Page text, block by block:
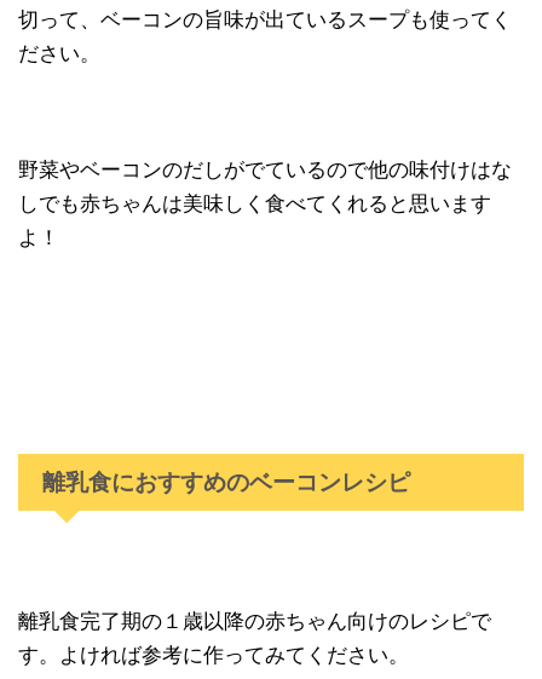
切って、ベーコンの旨味が出ているスープも使ってく
ださい。
野菜やベーコンのだしがでているので他の味付けはな
しでも赤ちゃんは美味しく食べてくれると思います
よ！
離乳食におすすめのベーコンレシピ
離乳食完了期の１歳以降の赤ちゃん向けのレシピで
す。よければ参考に作ってみてください。